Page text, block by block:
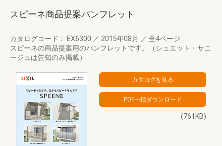
スピーネ商品提案パンフレット
カタログコード： EX6300 ／ 2015年08月 ／ 全4ページ
スピーネの商品提案用のパンフレットです。（シュエット・サニ
ージュは告知のみ掲載）
(761KB)